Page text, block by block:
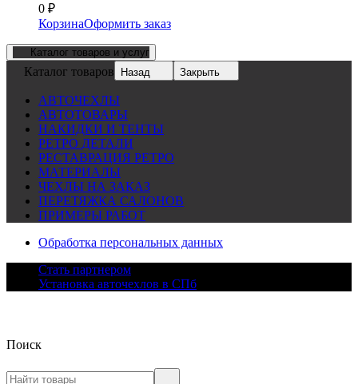
0 ₽
КорзинаОформить заказ
Каталог товаров и услуг
Каталог товаров Назад Закрыть
АВТОЧЕХЛЫ
АВТОТОВАРЫ
НАКИДКИ И ТЕНТЫ
РЕТРО ДЕТАЛИ
РЕСТАВРАЦИЯ РЕТРО
МАТЕРИАЛЫ
ЧЕХЛЫ НА ЗАКАЗ
ПЕРЕТЯЖКА САЛОНОВ
ПРИМЕРЫ РАБОТ
Обработка персональных данных
Стать партнером
Установка авточехлов в СПб
Поиск